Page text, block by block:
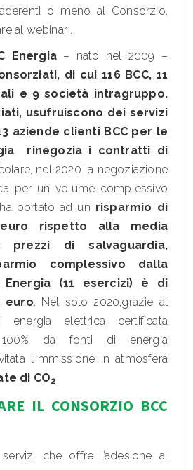
o meno al Consorzio,
al webinar .
Energia – nato nel 2009 –
di cui 116 BCC, 11
e 9 società intragruppo.
usufruiscono dei servizi
aziende clienti BCC per le
rinegozia i contratti di
nel 2020 la negoziazione
per un volume complessivo
portato ad un risparmio di
rispetto alla media
prezzi di salvaguardia,
complessivo dalla
Energia (11 esercizi) è di
euro. Nel solo 2020,grazie al
elettrica certificata
da fonti di energia
l’immissione in atmosfera
di CO2
IL CONSORZIO BCC
che offre l’adesione al